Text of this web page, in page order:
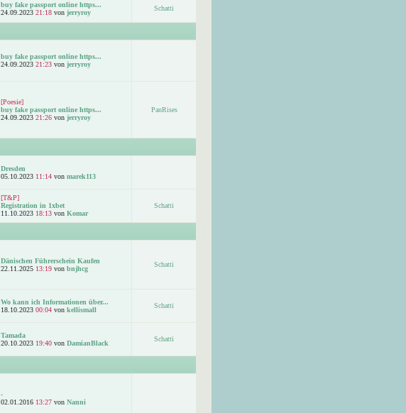
buy fake passport online https...
24.09.2023 21:18 von jerryroy
Schatti
buy fake passport online https...
24.09.2023 21:23 von jerryroy
[Poesie]
buy fake passport online https...
24.09.2023 21:26 von jerryroy
PanRises
Dresden
05.10.2023 11:14 von marek113
[T&P]
Registration in 1xbet
11.10.2023 18:13 von Komar
Schatti
Dänischen Führerschein Kaufen
22.11.2025 13:19 von bnjhcg
Schatti
Wo kann ich Informationen über...
18.10.2023 00:04 von kellismall
Schatti
Tamada
20.10.2023 19:40 von DamianBlack
Schatti
-
02.01.2016 13:27 von Nanni